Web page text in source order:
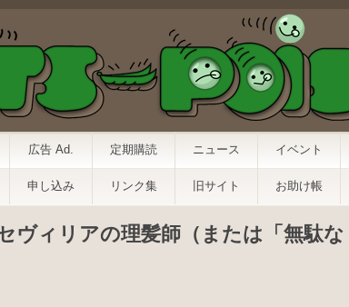
広告 Ad. 定期購読 ニュース イベント
申し込み リンク集 旧サイト お助け帳
ヴィリアの理髪師（または「無駄な